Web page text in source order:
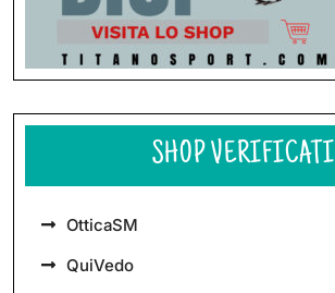
SHOP VERIFICATI
OtticaSM
QuiVedo